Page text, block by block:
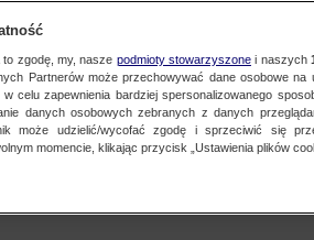
zgodę, my, nasze podmioty stowarzyszonei naszych
Partnerów może przechowywać dane osobowe na
celu zapewnienia bardziej spersonalizowanego
danych osobowych zebranych z danych
może udzielić/wycofać zgodę i sprzeciwić się
momencie, klikając przycisk „Ustawienia plików